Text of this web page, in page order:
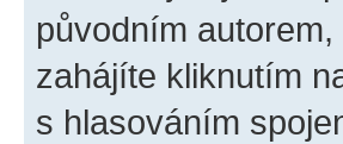
původním
zahájíte kliknutím
s hlasováním